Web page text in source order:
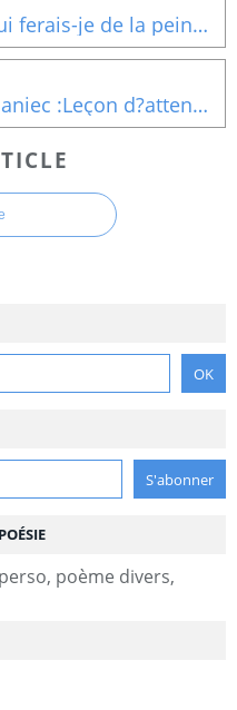
Extraits de livres lus : A qui ferais-je de la peine si j?étais moi-même ? (Fin)
Poèmes de Christian Poslaniec :Leçon d?attention
poème divers,